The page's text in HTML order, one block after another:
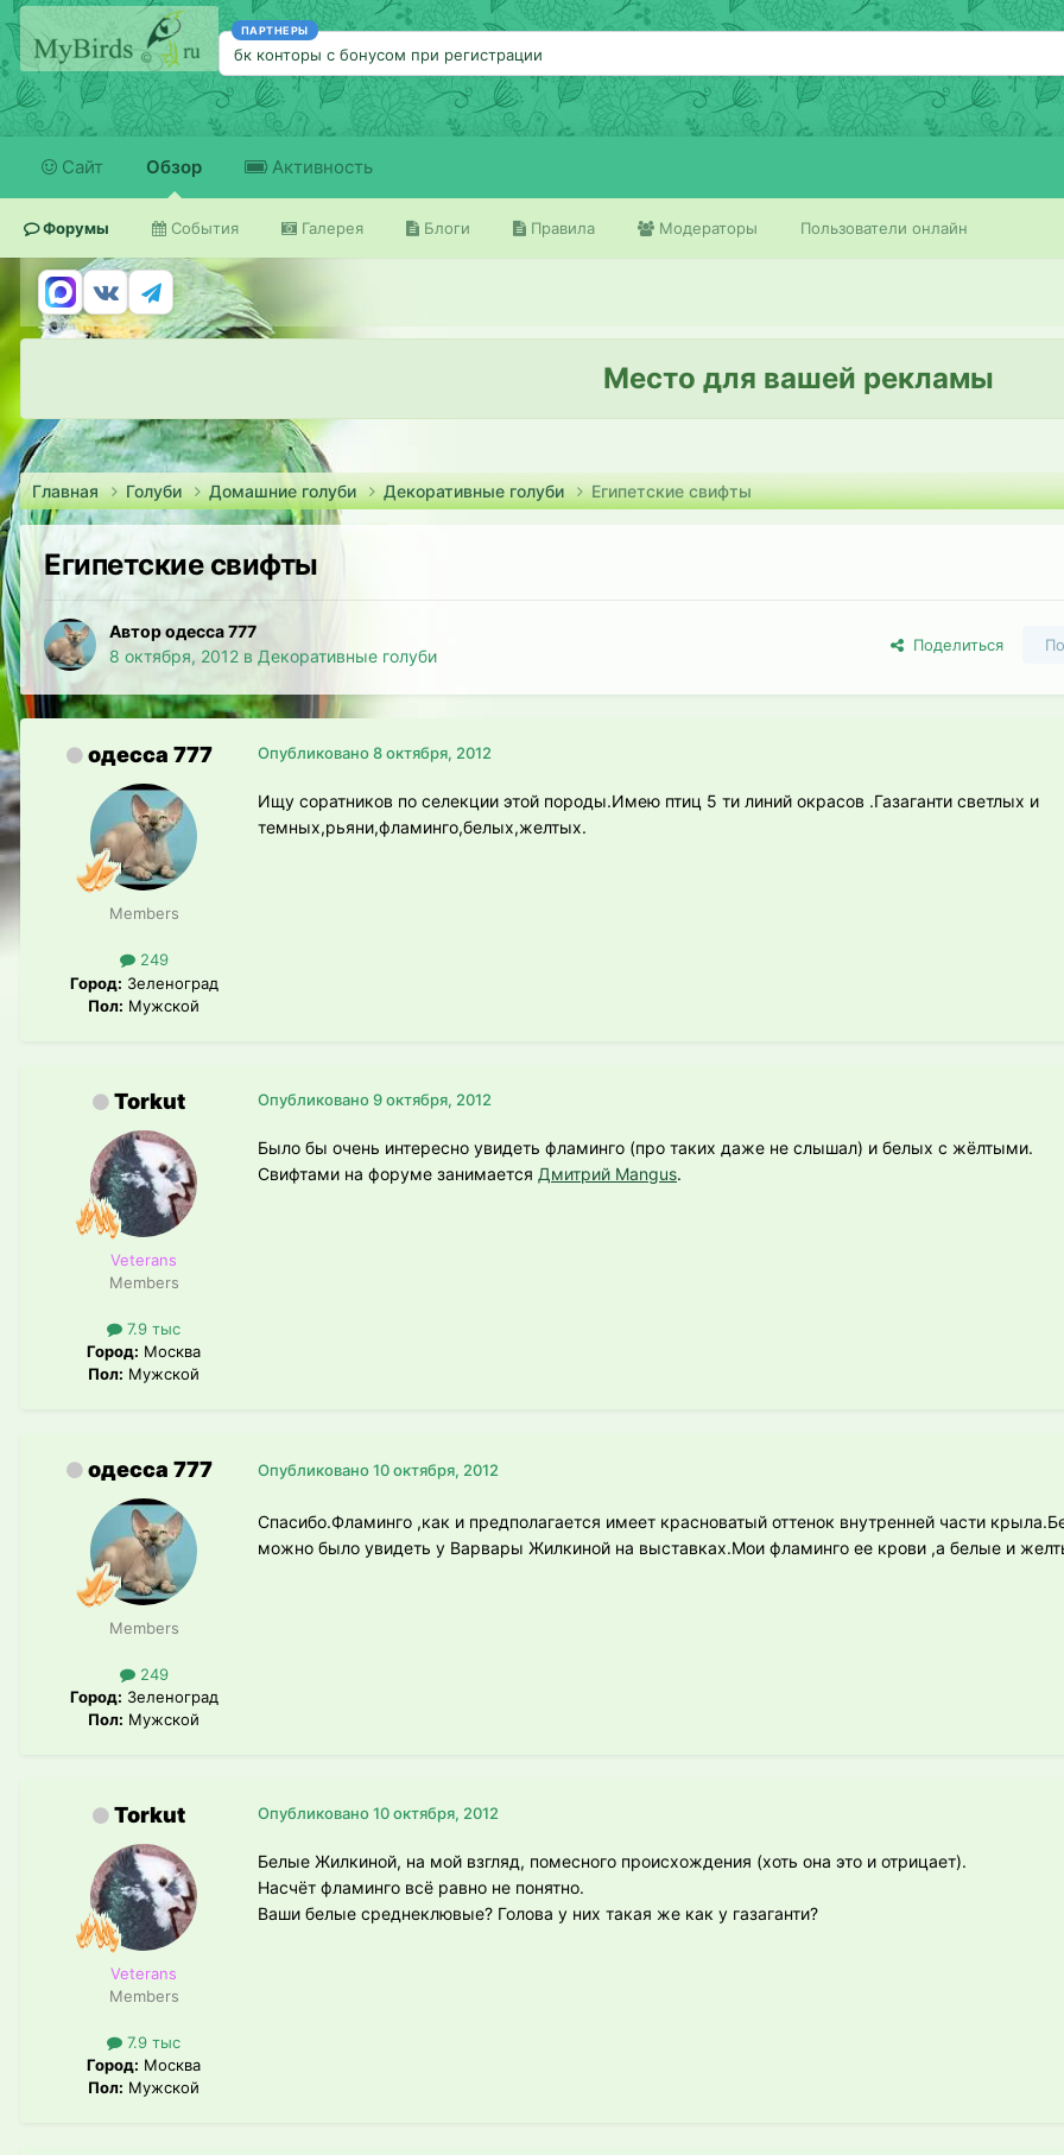
ПАРТНЕРЫ
бк конторы с бонусом при регистрации
Сайт Обзор
Форумы События Галерея Блоги Правила Модераторы Пользователи онлайн
Активность
Место для вашей рекламы
Главная Голуби Домашние голуби Декоративные голуби Египетские свифты
Египетские свифты
Автор одесса 777
8 октября, 2012 в Декоративные голуби
Поделиться
одесса 777
Members
249
Город: Зеленоград
Пол: Мужской
Опубликовано8 октября, 2012
Ищу соратников по селекции этой породы.Имею птиц 5 ти линий окрасов .Газаганти светлых и
темных,рьяни,фламинго,белых,желтых.
Torkut
Veterans
Members
7.9 тыс
Город: Москва
Пол: Мужской
Опубликовано9 октября, 2012
Было бы очень интересно увидеть фламинго (про таких даже не слышал) и белых с жёлтыми.
Свифтами на форуме занимается Дмитрий Mangus.
одесса 777
Members
249
Город: Зеленоград
Пол: Мужской
Опубликовано10 октября, 2012
Спасибо.Фламинго ,как и предполагается имеет красноватый оттенок внутренней части
можно было увидеть у Варвары Жилкиной на выставках.Мои фламинго ее крови ,а белые и
Torkut
Veterans
Members
7.9 тыс
Город: Москва
Пол: Мужской
Опубликовано10 октября, 2012
Белые Жилкиной, на мой взгляд, помесного происхождения (хоть она это и отрицает).
Насчёт фламинго всё равно не понятно.
Ваши белые среднеклювые? Голова у них такая же как у газаганти?